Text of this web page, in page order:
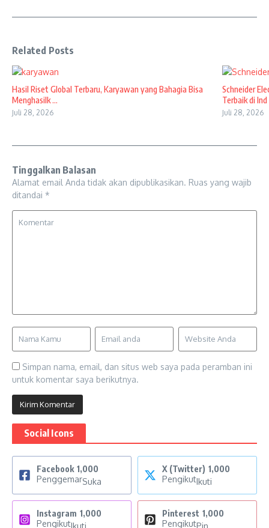
Related Posts
Hasil Riset Global Terbaru, Karyawan yang Bahagia Bisa
Menghasilk ...
Juli 28, 2026
Schneider
Terbaik di Ind
Juli 28, 2026
Tinggalkan Balasan
Alamat email Anda tidak akan dipublikasikan. Ruas yang wajib
ditandai *
Simpan nama, email, dan situs web saya pada peramban ini
untuk komentar saya berikutnya.
Social Icons
Facebook 1,000
PenggemarSuka
X (Twitter) 1,000
PengikutIkuti
Instagram 1,000
PengikutIkuti
Pinterest 1,000
PengikutPin